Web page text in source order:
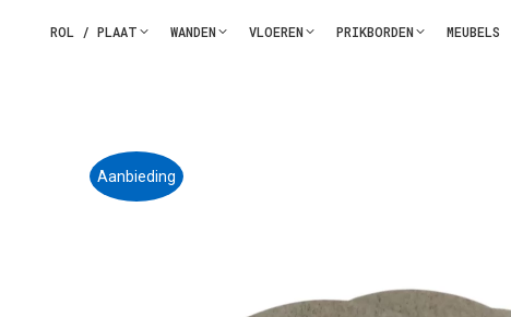
ROL / PLAAT WANDEN VLOEREN PRIKBORDEN MEUBELS
Aanbieding